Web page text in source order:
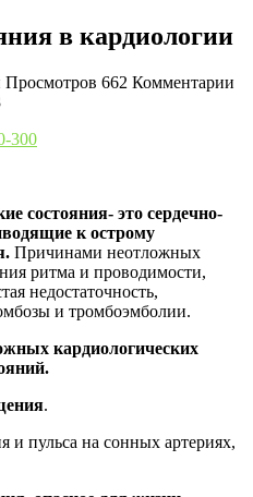
в кардиологии
Просмотров 662 Комментарии
состояния- это сердечно-
к острому
Причинами неотложных
ритма и проводимости,
недостаточность,
и тромбоэмболии.
кардиологических
.
и пульса на сонных артериях,